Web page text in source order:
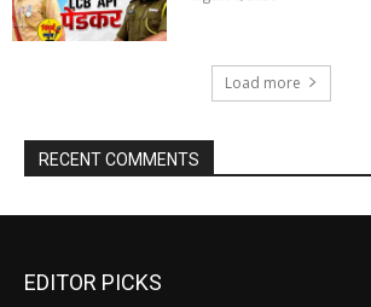
Load more
RECENT COMMENTS
EDITOR PICKS